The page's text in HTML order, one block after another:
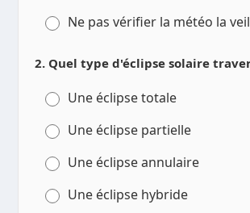
Ne pas vérifier la météo la
2. Quel type d'éclipse solaire
Une éclipse totale
Une éclipse partielle
Une éclipse annulaire
Une éclipse hybride